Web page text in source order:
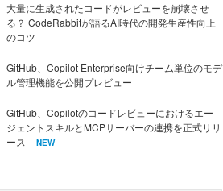
大量に生成されたコードがレビューを崩壊させ
る？ CodeRabbitが語るAI時代の開発生産性向上
のコツ
GitHub、Copilot Enterprise向けチーム単位のモデ
ル管理機能を公開プレビュー
GitHub、Copilotのコードレビューにおけるエー
ジェントスキルとMCPサーバーの連携を正式リリ
ース
NEW